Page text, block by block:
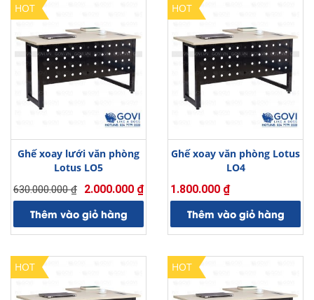
Ghế xoay lưới văn phòng
Lotus LO5
630.000.000₫
Giá
là:
630.000.000 ₫.
2.000.000 ₫
Giá
hiện
tại
là:
Thêm vào giỏ hàng
HOT
Ghế xoay văn phòng Lotus
LO4
1.800.000 ₫
Thêm vào giỏ hàng
HOT
HOT HOT